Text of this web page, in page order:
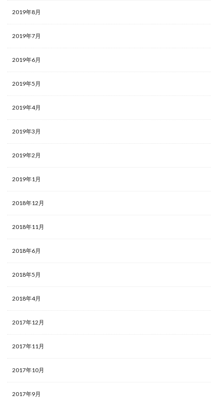
2019年8月
2019年7月
2019年6月
2019年5月
2019年4月
2019年3月
2019年2月
2019年1月
2018年12月
2018年11月
2018年6月
2018年5月
2018年4月
2017年12月
2017年11月
2017年10月
2017年9月